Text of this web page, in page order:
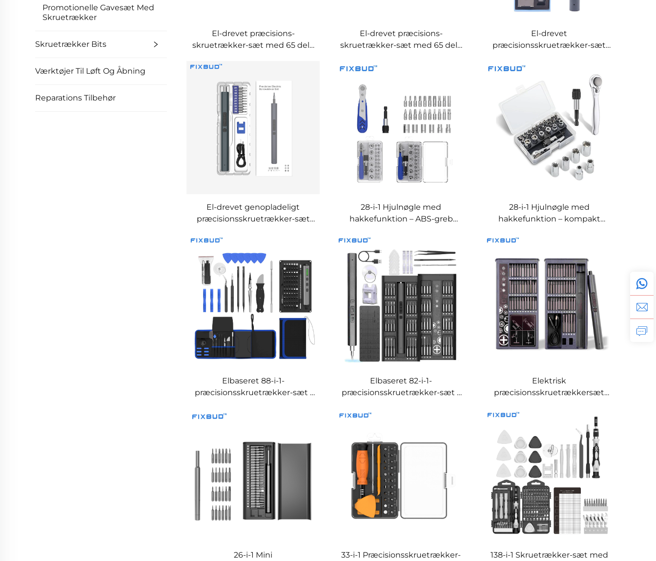
Promotionelle Gavesæt Med
Skruetrækker
Skruetrækker Bits
Værktøjer Til Løft Og Åbning
Reparations Tilbehør
El-drevet præcisions-
skruetrækker-sæt med 65 dele
El-drevet præcisions-
skruetrækker-sæt med 65 dele
El-drevet
præcisionsskruetrækker-sæt
reparation af elektronik,
mobiltelefoner og bærbare
computere
El-drevet genopladeligt
præcisionsskruetrækker-sæt
28-i-1 Hjulnøgle med
hakkefunktion – ABS-greb
28-i-1 Hjulnøgle med
hakkefunktion – kompakt
håndværktøjssæt
Elbaseret 88-i-1-
præcisionsskruetrækker-sæt i
Elbaseret 82-i-1-
præcisionsskruetrækker-sæt –
Elektrisk
præcisionsskruetrækkersæt
26-i-1 Mini
33-i-1 Præcisionsskruetrækker-
138-i-1 Skruetrækker-sæt med